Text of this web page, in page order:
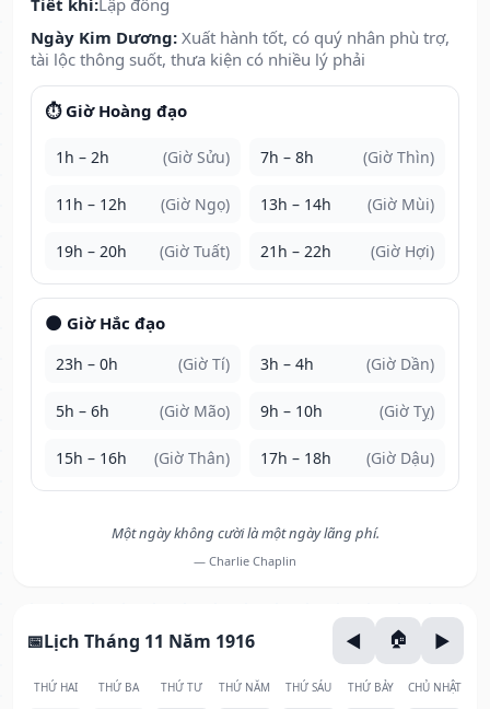
Tiết khí:Lập đông
Ngày Kim Dương: Xuất hành tốt, có quý nhân phù trợ,
tài lộc thông suốt, thưa kiện có nhiều lý phải
⏱️ Giờ Hoàng đạo
1h – 2h (Giờ Sửu) 7h – 8h (Giờ Thìn)
11h – 12h (Giờ Ngọ) 13h – 14h (Giờ Mùi)
19h – 20h (Giờ Tuất) 21h – 22h (Giờ Hợi)
🌑 Giờ Hắc đạo
23h – 0h (Giờ Tí) 3h – 4h (Giờ Dần)
5h – 6h (Giờ Mão) 9h – 10h (Giờ Tỵ)
15h – 16h (Giờ Thân) 17h – 18h (Giờ Dậu)
Một ngày không cười là một ngày lãng phí.
— Charlie Chaplin
Lịch Tháng 11 Năm 1916
THỨ HAI THỨ BA THỨ TƯ THỨ NĂM THỨ SÁU THỨ BẢY CHỦ NHẬT